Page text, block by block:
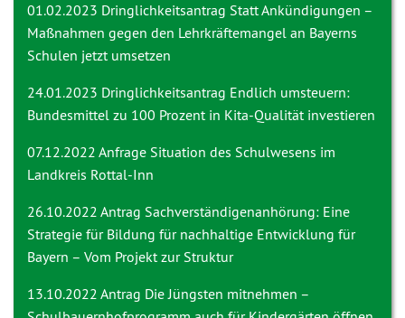
01.02.2023 Dringlichkeitsantrag Statt Ankündigungen –
Maßnahmen gegen den Lehrkräftemangel an Bayerns
Schulen jetzt umsetzen
24.01.2023 Dringlichkeitsantrag Endlich umsteuern:
Bundesmittel zu 100 Prozent in Kita-Qualität investieren
07.12.2022 Anfrage Situation des Schulwesens im
Landkreis Rottal-Inn
26.10.2022 Antrag Sachverständigenanhörung: Eine
Strategie für Bildung für nachhaltige Entwicklung für
Bayern – Vom Projekt zur Struktur
13.10.2022 Antrag Die Jüngsten mitnehmen –